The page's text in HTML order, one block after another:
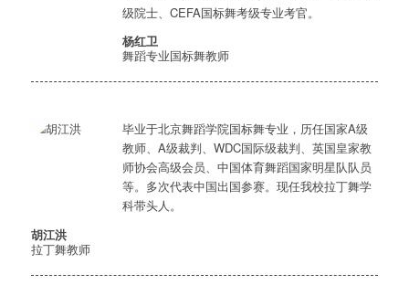
级院士、CEFA国标舞考级专业考官。
杨红卫
舞蹈专业国标舞教师
毕业于北京舞蹈学院国标舞专业，历任国家A级
教师、A级裁判、WDC国际级裁判、英国皇家教
师协会高级会员、中国体育舞蹈国家明星队队员
等。多次代表中国出国参赛。现任我校拉丁舞学
科带头人。
胡江洪
拉丁舞教师